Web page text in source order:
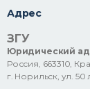
Адрес
ЗГУ
Юридический
Россия, 663310,
г. Норильск, ул. 50